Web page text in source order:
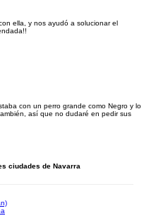
ella, y nos ayudó a solucionar el
con un perro grande como Negro y lo
así que no dudaré en pedir sus
ciudades de Navarra